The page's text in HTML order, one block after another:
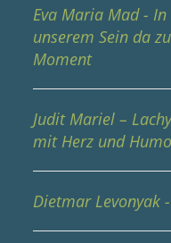
Eva Maria Mad -
unserem Sein da
Moment
Judit Mariel –
mit Herz und
Dietmar Levonyak